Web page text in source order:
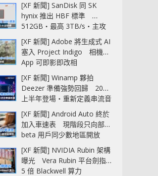
[XF 新聞] SanDisk 同 SK
hynix 推出 HBF 標準
512GB‧最高 3TB/s‧主攻
AI 記憶體
[XF 新聞] Adobe 將生成式 AI
塞入 Project Indigo 相機
App 可即影即改相
[XF 新聞] Winamp 夥拍
Deezer 準備強勢回歸 2027
上半年登場‧重新定義串流音
樂播放器
[XF 新聞] Android Auto 終於
加入車速表 現階段只向部分
beta 用戶同少數地區開放
[XF 新聞] NVIDIA Rubin 架構
曝光 Vera Rubin 平台劍指
5 倍 Blackwell 算力